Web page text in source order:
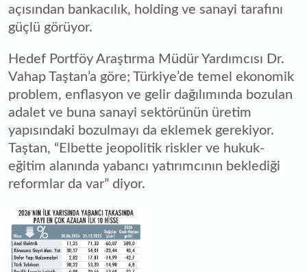
açısından bankacılık, holding ve sanayi tarafını
güçlü görüyor.
Hedef Portföy Araştırma Müdür Yardımcısı Dr.
Vahap Taştan’a göre; Türkiye’de temel ekonomik
problem, enflasyon ve gelir dağılımında bozulan
adalet ve buna sanayi sektörünün üretim
yapısındaki bozulmayı da eklemek gerekiyor.
Taştan, “Elbette jeopolitik riskler ve hukuk-
eğitim alanında yabancı yatırımcının beklediği
reformlar da var” diyor.